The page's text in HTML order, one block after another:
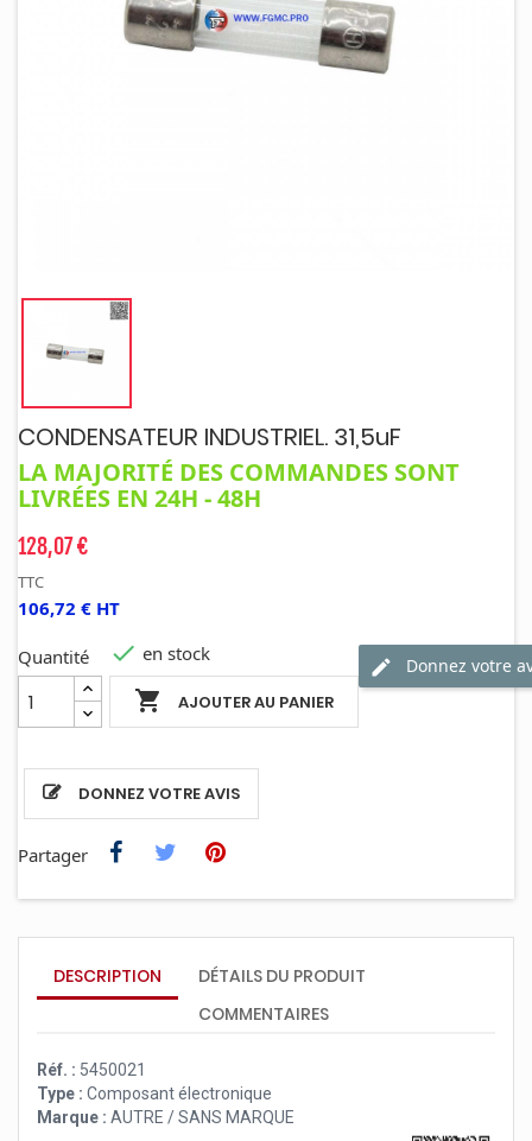
CONDENSATEUR INDUSTRIEL. 31,5uF
LA MAJORITÉ DES COMMANDES SONT
LIVRÉES EN 24H - 48H
128,07 €
TTC
106,72 € HT
Quantité
 AJOUTER AU PANIER
 en stock
DONNEZ VOTRE AVIS
Donnez votre
Partager
DESCRIPTION
DÉTAILS DU PRODUIT
COMMENTAIRES
Réf. : 5450021
Type : Composant électronique
Marque : AUTRE / SANS MARQUE